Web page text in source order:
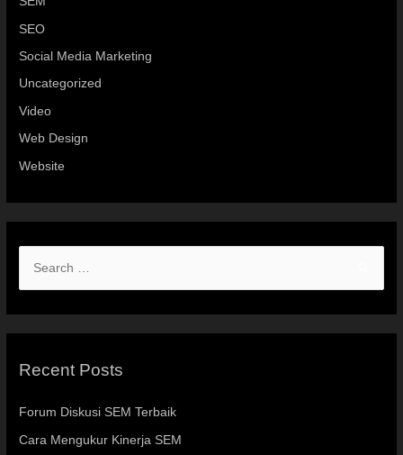
SEO
Social Media Marketing
Uncategorized
Video
Web Design
Website
Recent Posts
Forum Diskusi SEM Terbaik
Cara Mengukur Kinerja SEM